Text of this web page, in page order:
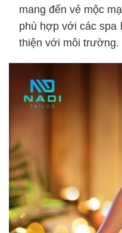
mang đến vẻ mộc
phù hợp với các spa
thiện với môi trường.